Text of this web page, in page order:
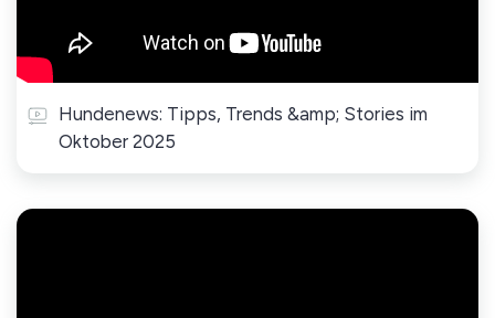
Hundenews: Tipps, Trends &amp; Stories im
Oktober 2025